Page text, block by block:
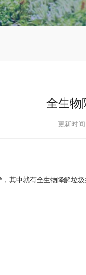
全生物
更新时
中就有全生物降解垃圾